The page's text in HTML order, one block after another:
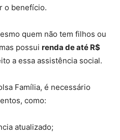
o benefício.
quem não tem filhos ou
possui renda de até R$
a essa assistência social.
Família, é necessário
como:
atualizado;